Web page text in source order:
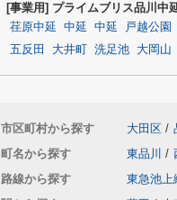
[事業用] プライムブリス品川中
荏原中延 中延 中延 戸越公園
五反田
大井町 洗足池 大岡山
市区町村から探す 大田区 /
町名から探す
東品川 /
路線から探す
東急池上